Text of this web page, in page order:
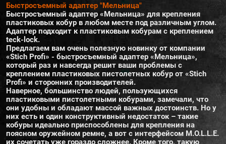
Быстросъемный адаптер "Мельница"
Быстросъемный адаптер «Мельница» для крепления
пластиковых кобур в любом месте под различным углом.
Адаптер подходит к пластиковым кобурам с креплением
teck-lock.
Предлагаем вам очень полезную новинку от компании
«Stich Profi» - быстросъемный адаптер «Мельница»,
который раз и навсегда решит ваши проблемы с
креплением пластиковых пистолетных кобур от «Stich
Profi» и сторонних производителей.
Наверное, большинство людей, пользующихся
пластиковыми пистолетными кобурами, замечали, что
они удобны и обладают массой важных достоинств. Но у
них есть и один конструктивный недостаток – такие
кобуры идеально приспособлены для крепления на
поясном оружейном ремне, а вот с интерфейсом M.O.L.L.E.
их сочетать уже гораздо сложнее. Кроме того, такую